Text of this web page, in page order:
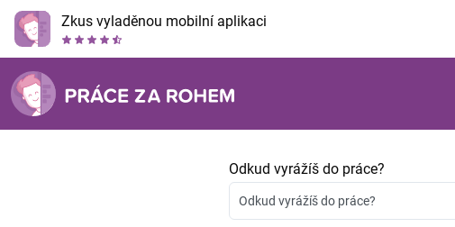
Zkus vyladěnou mobilní aplikaci
Odkud vyrážíš do práce?
Odkud vyrážíš do práce?